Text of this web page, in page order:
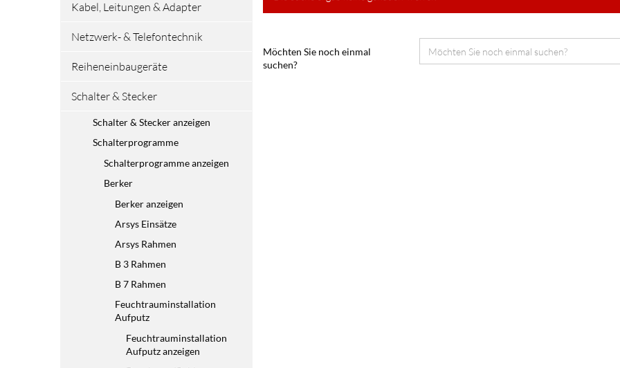
Möchten Sie noch einmal
suchen?
Kabel, Leitungen & Adapter
Netzwerk- & Telefontechnik
Reiheneinbaugeräte
Schalter & Stecker
Schalter & Stecker anzeigen
Schalterprogramme
Schalterprogramme anzeigen
Berker
Berker anzeigen
Arsys Einsätze
Arsys Rahmen
B 3 Rahmen
B 7 Rahmen
Feuchtrauminstallation
Aufputz
Feuchtrauminstallation
Aufputz anzeigen